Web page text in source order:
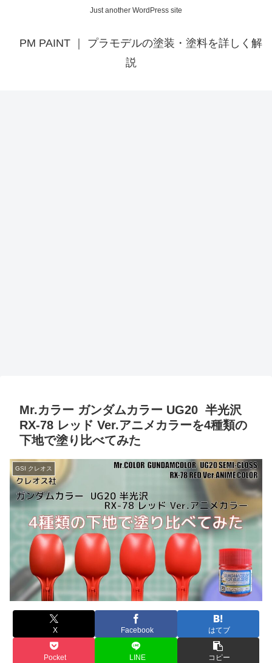
Just another WordPress site
PM PAINT ｜ プラモデルの塗装・塗料を詳しく解
説
Mr.カラー ガンダムカラー UG20 半光沢
RX-78 レッド Ver.アニメカラーを4種類の
下地で塗り比べてみた
GSI クレオス
X Facebook はてブ
Pocket LINE コピー